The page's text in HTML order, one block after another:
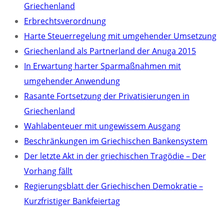
Griechenland
Erbrechtsverordnung
Harte Steuerregelung mit umgehender Umsetzung
Griechenland als Partnerland der Anuga 2015
In Erwartung harter Sparmaßnahmen mit
umgehender Anwendung
Rasante Fortsetzung der Privatisierungen in
Griechenland
Wahlabenteuer mit ungewissem Ausgang
Beschränkungen im Griechischen Bankensystem
Der letzte Akt in der griechischen Tragödie – Der
Vorhang fällt
Regierungsblatt der Griechischen Demokratie –
Kurzfristiger Bankfeiertag